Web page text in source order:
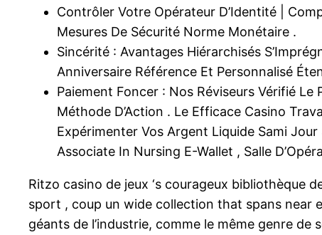
Contrôler Votre Opérateur D’Identité |
Mesures De Sécurité Norme Monétaire .
Sincérité : Avantages Hiérarchisés
Anniversaire Référence Et Personnalisé
Paiement Foncer : Nos Réviseurs Vérifié
Méthode D’Action . Le Efficace Casino
Expérimenter Vos Argent Liquide Sami
Associate In Nursing E-Wallet , Salle
Ritzo casino de jeux ‘s courageux bibliothèque
sport , coup un wide collection that spans near
géants de l’industrie, comme le même genre